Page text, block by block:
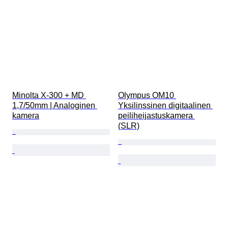
Minolta X-300 + MD
1,7/50mm | Analoginen
kamera
Olympus OM10
Yksilinssinen digitaalinen
peiliheijastuskamera
(SLR)